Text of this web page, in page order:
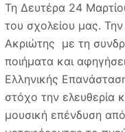
Τη Δευτέρα 24
του σχολείου μας.
Ακριώτης με τη
ποιήματα και
Ελληνικής
στόχο την ελευθερία
μουσική επένδυση